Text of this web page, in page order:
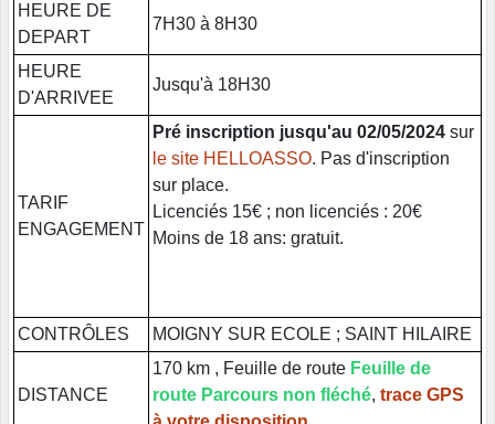
HEURE DE
DEPART
7H30 à 8H30
HEURE
D'ARRIVEE
Jusqu'à 18H30
TARIF
ENGAGEMENT
Pré inscription jusqu'au 02/05/2024 sur
le site HELLOASSO. Pas d'inscription
sur place.
Licenciés 15€ ; non licenciés : 20€
Moins de 18 ans: gratuit.
CONTRÔLES MOIGNY SUR ECOLE ; SAINT HILAIRE
DISTANCE
170 km , Feuille de route Feuille de
route Parcours non fléché, trace GPS